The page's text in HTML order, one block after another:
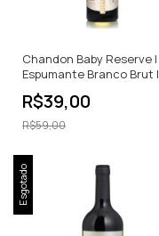
Chandon Baby Reserve |
Espumante Branco Brut |
R$39,00
R$59,00
Esgotado